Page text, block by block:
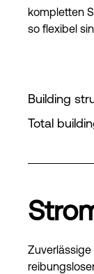
kompletten
so flexibel
Building
Total